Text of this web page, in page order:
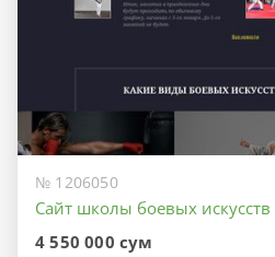
№ 1206050
Сайт школы боевых искусств
4 550 000 сум